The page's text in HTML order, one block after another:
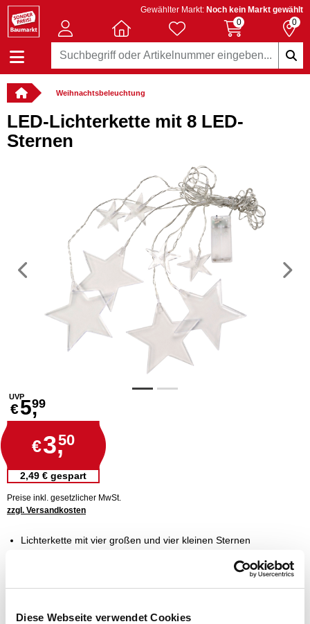
Diese Webseite verwendet Cookies
Gewählter Markt: Noch kein Markt gewählt
0
0
Weihnachtsbeleuchtung
LED-Lichterkette mit 8 LED-
Sternen
Vorheriges
UVP
€5,99
€3,50
2,49 € gespart
Preise inkl. gesetzlicher MwSt.
zzgl. Versandkosten
Lichterkette mit vier großen und vier kleinen Sternen
schafft Wohnräume in weihnachtlicher Atmosphäre